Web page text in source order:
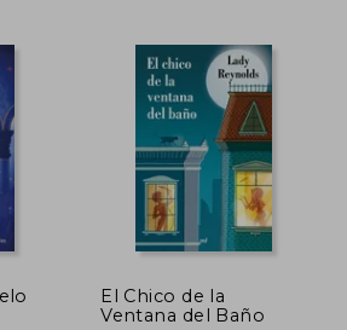
El Chico de la
Ventana del Baño